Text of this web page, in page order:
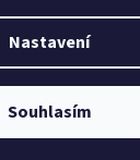
Nastavení
Souhlasím
Vytvořil Shoptet